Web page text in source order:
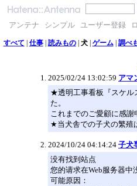
アンテナ シンプル ユーザー登録
すべて | 仕事| 読みもの| 犬| ゲーム| 調べ
2025/02/24 13:02:59 アマ
★透明工事看板『スケル
た。
これまでのご愛顧に感謝
★当犬舎での子犬の繁殖
2024/10/24 04:14:24 子犬
没有找到站点
您的请求在Web服务器中
可能原因：